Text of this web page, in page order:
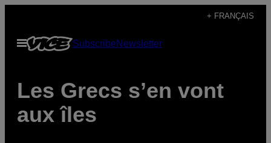
content
+ FRANÇAIS
Open
Menu
SubscribeNewsletter
Les Grecs s’en vont
aux îles